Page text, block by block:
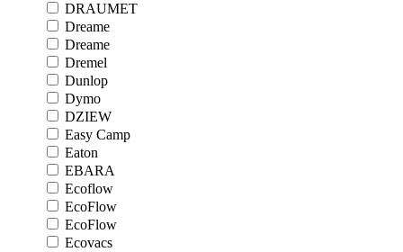
DRAUMET
Dreame
Dreame
Dremel
Dunlop
Dymo
DZIEW
Easy Camp
Eaton
EBARA
Ecoflow
EcoFlow
EcoFlow
Ecovacs